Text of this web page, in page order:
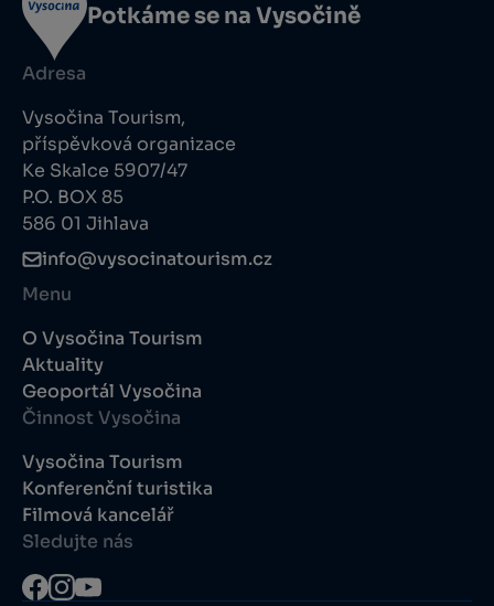
Potkáme se na Vysočině
Adresa
Vysočina Tourism,
příspěvková organizace
Ke Skalce 5907/47
P.O. BOX 85
586 01 Jihlava
info@vysocinatourism.cz
Menu
O Vysočina Tourism
Aktuality
Geoportál Vysočina
Činnost Vysočina
Vysočina Tourism
Konferenční turistika
Filmová kancelář
Sledujte nás